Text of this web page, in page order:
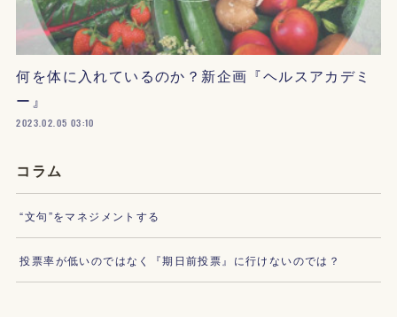
何を体に入れているのか？新企画『ヘルスアカデミ
ー』
2023.02.05 03:10
コラム
“文句”をマネジメントする
投票率が低いのではなく『期日前投票』に行けないのでは？